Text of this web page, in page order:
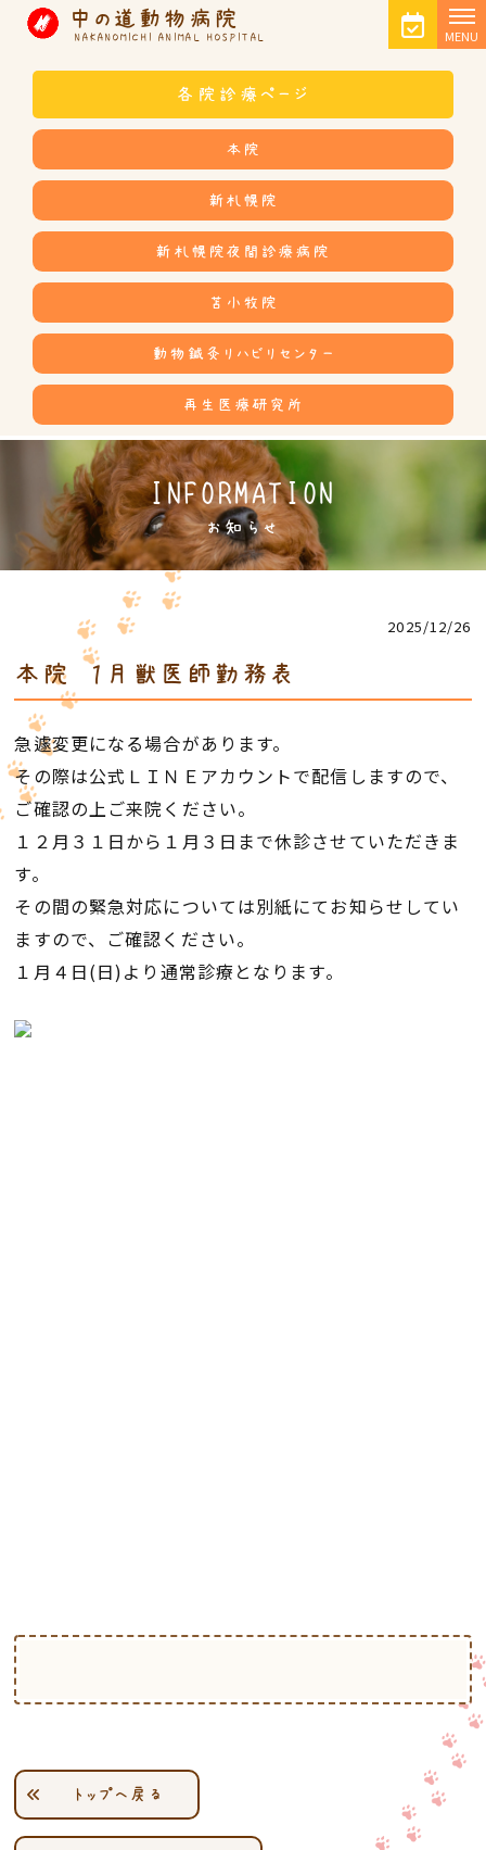
中の道動物病院
NAKANOMICHI ANIMAL HOSPITAL
各院診療ページ
本院
新札幌院
新札幌院夜間診療病院
苫小牧院
動物鍼灸リハビリセンター
再生医療研究所
MENU
お知らせ
INFORMATION
2025/12/26
本院 １月獣医師勤務表
急遽変更になる場合があります。
その際は公式ＬＩＮＥアカウントで配信しますので、
ご確認の上ご来院ください。
１２月３１日から１月３日まで休診させていただきま
す。
その間の緊急対応については別紙にてお知らせしてい
ますので、ご確認ください。
１月４日(日)より通常診療となります。
トップへ戻る